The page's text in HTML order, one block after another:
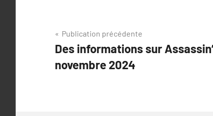
Navigation
de
l’article
Publication précédente
Des informations sur
novembre 2024